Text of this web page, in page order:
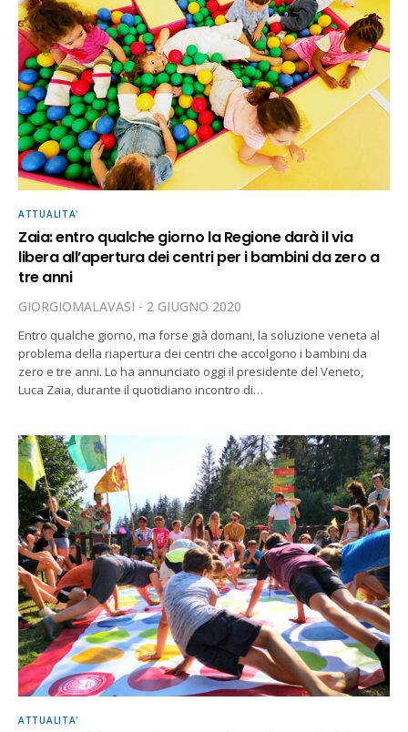
ATTUALITA'
Zaia: entro qualche giorno la Regione darà il via
libera all’apertura dei centri per i bambini da zero a
tre anni
GIORGIOMALAVASI 2 GIUGNO 2020
Entro qualche giorno, ma forse già domani, la soluzione veneta al
problema della riapertura dei centri che accolgono i bambini da
zero e tre anni. Lo ha annunciato oggi il presidente del Veneto,
Luca Zaia, durante il quotidiano incontro di…
ATTUALITA'